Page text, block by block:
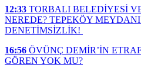
12:33 TORBALI BELEDİYESİ
NEREDE? TEPEKÖY
DENETİMSİZLİK!
16:56 ÖVÜNÇ DEMİR’İN
GÖREN YOK MU?